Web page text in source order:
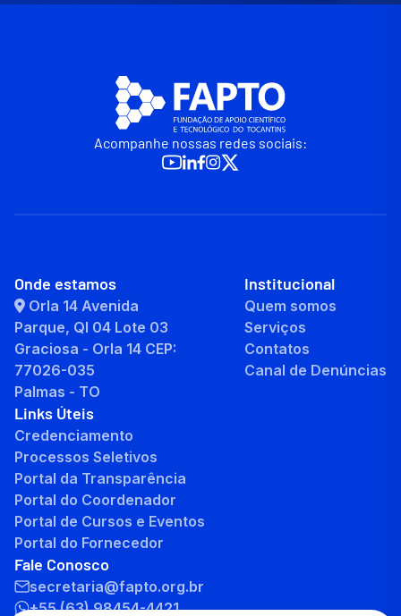
Acompanhe nossas redes sociais:
Onde estamos
Orla 14 Avenida
Parque, QI 04 Lote 03
Graciosa - Orla 14 CEP:
77026-035
Palmas - TO
Institucional
Quem somos
Serviços
Contatos
Canal de Denúncias
Links Úteis
Credenciamento
Processos Seletivos
Portal da Transparência
Portal do Coordenador
Portal de Cursos e Eventos
Portal do Fornecedor
Fale Conosco
secretaria@fapto.org.br
+55 (63) 98454-4421